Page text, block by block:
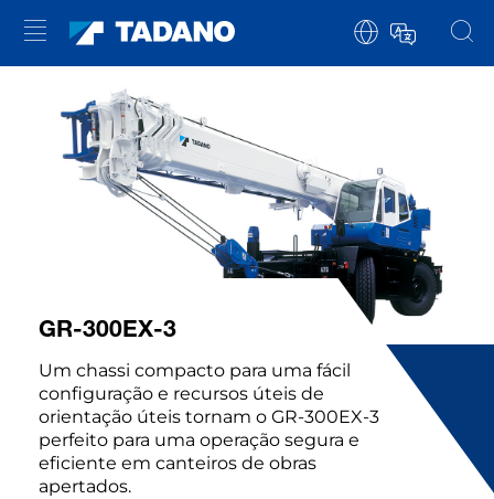
GR-300EX-3
Um chassi compacto para uma fácil
configuração e recursos úteis de
orientação úteis tornam o GR-300EX-3
perfeito para uma operação segura e
eficiente em canteiros de obras
apertados.